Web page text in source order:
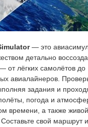
— это
детально
от лёгких самолётов до
авиалайнеров.
задания и
погода и
времени, а также
свой маршрут и